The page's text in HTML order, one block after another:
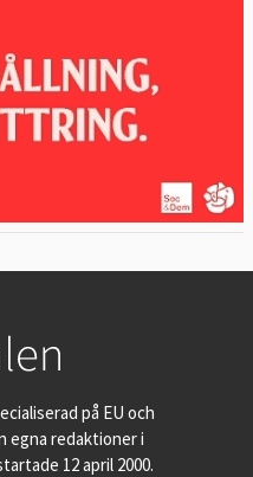
på EU och
egna redaktioner i
12 april 2000.